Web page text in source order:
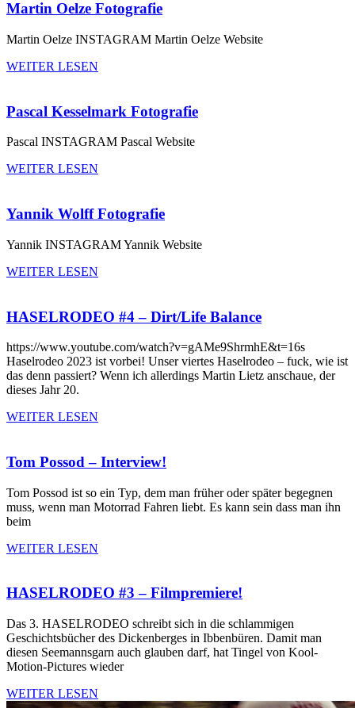
Martin Oelze Fotografie
Martin Oelze INSTAGRAM Martin Oelze Website
WEITER LESEN
Pascal Kesselmark Fotografie
Pascal INSTAGRAM Pascal Website
WEITER LESEN
Yannik Wolff Fotografie
Yannik INSTAGRAM Yannik Website
WEITER LESEN
HASELRODEO #4 – Dirt/Life Balance
https://www.youtube.com/watch?v=gAMe9ShrmhE&t=16s
Haselrodeo 2023 ist vorbei! Unser viertes Haselrodeo – fuck, wie ist
das denn passiert? Wenn ich allerdings Martin Lietz anschaue, der
dieses Jahr 20.
WEITER LESEN
Tom Possod – Interview!
Tom Possod ist so ein Typ, dem man früher oder später begegnen
muss, wenn man Motorrad Fahren liebt. Es kann sein dass man ihn
beim
WEITER LESEN
HASELRODEO #3 – Filmpremiere!
Das 3. HASELRODEO schreibt sich in die schlammigen
Geschichtsbücher des Dickenberges in Ibbenbüren. Damit man
diesen Seemannsgarn auch glauben darf, hat Tingel von Kool-
Motion-Pictures wieder
WEITER LESEN